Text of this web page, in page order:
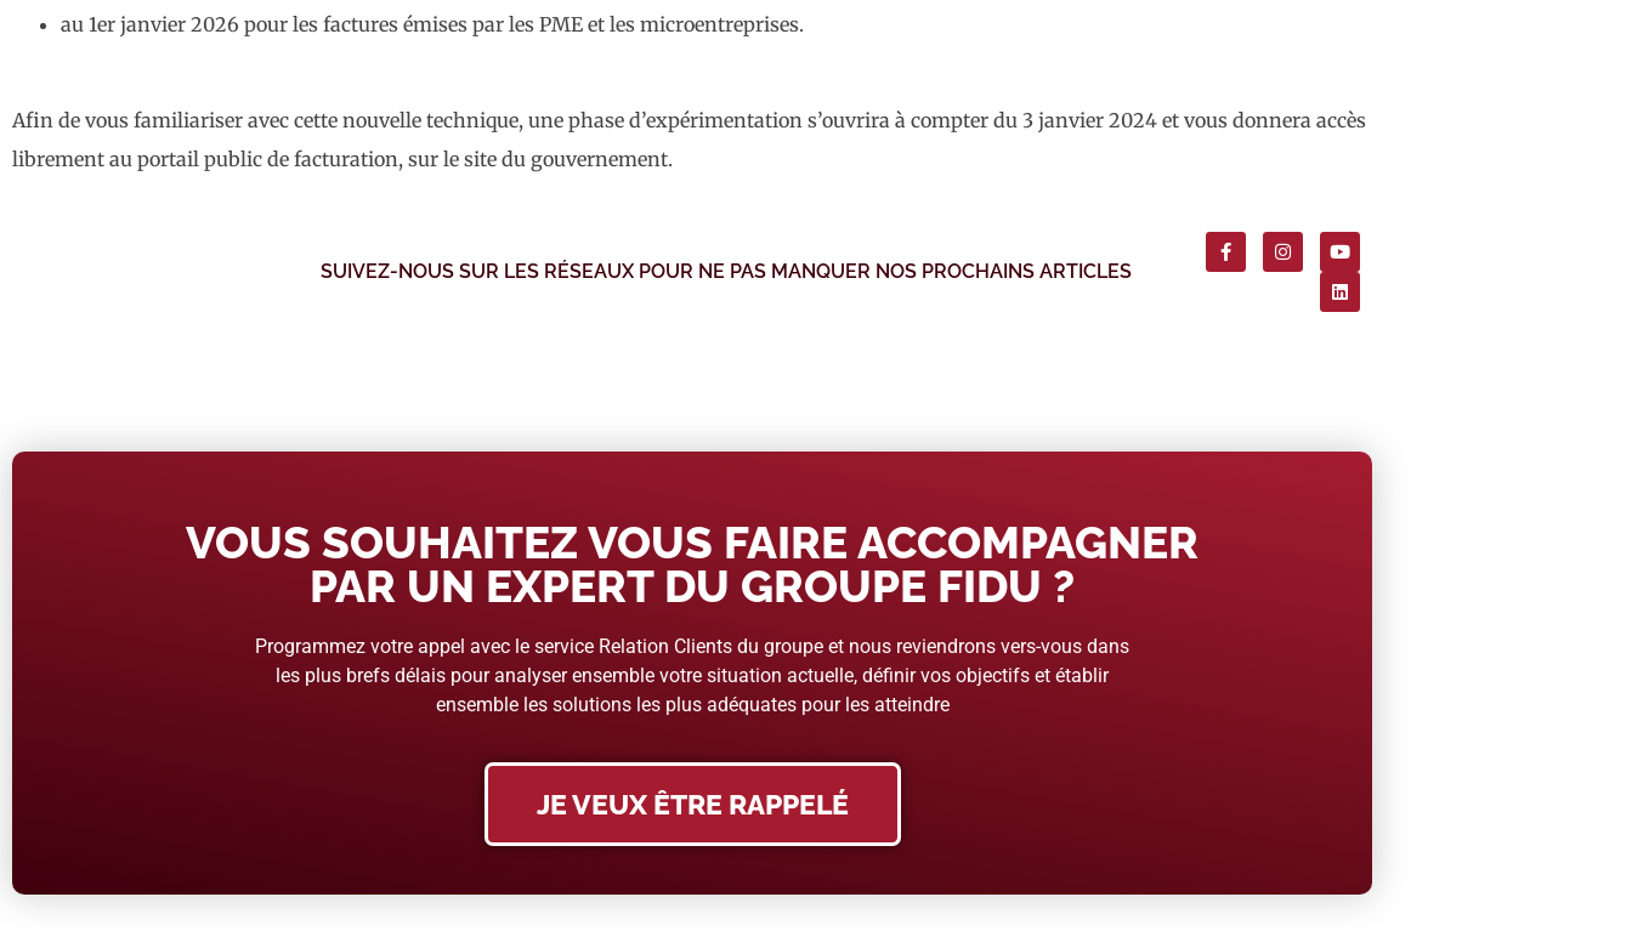
au 1er janvier 2026 pour les factures émises par les PME et les microentreprises.
Afin de vous familiariser avec cette nouvelle technique, une phase d’expérimentation s’ouvrira à compter du 3 janvier 2024 et vous donnera accès
librement au portail public de facturation, sur le site du gouvernement.
SUIVEZ-NOUS SUR LES RÉSEAUX POUR NE PAS MANQUER NOS PROCHAINS ARTICLES
VOUS SOUHAITEZ VOUS FAIRE ACCOMPAGNER
PAR UN EXPERT DU GROUPE FIDU ?
Programmez votre appel avec le service Relation Clients du groupe et nous reviendrons vers-vous dans
les plus brefs délais pour analyser ensemble votre situation actuelle, définir vos objectifs et établir
ensemble les solutions les plus adéquates pour les atteindre
JE VEUX ÊTRE RAPPELÉ